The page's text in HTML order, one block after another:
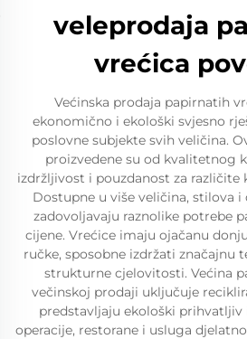
veleprodaja
vrećica
Većinska prodaja papirnatih
ekonomično i ekološki svjesno
poslovne subjekte svih veličina.
proizvedene su od kvalitetnog
izdržljivost i pouzdanost za različite
Dostupne u više veličina, stilova i
zadovoljavaju raznolike potrebe
cijene. Vrećice imaju ojačanu
ručke, sposobne izdržati značajnu
strukturne cjelovitosti. Većina
večinskoj prodaji uključuje
predstavljaju ekološki
operacije, restorane i usluga